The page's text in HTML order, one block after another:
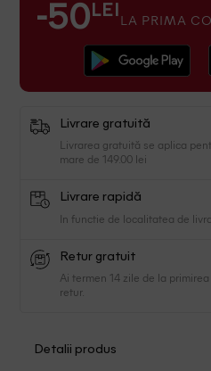
-50 LEI LA PRIMA
Livrare gratuită
Livrarea gratuită se aplica
mare de 149.00 lei
Livrare rapidă
In functie de localitatea de
Retur gratuit
Ai termen 14 zile de la
retur.
Detalii produs